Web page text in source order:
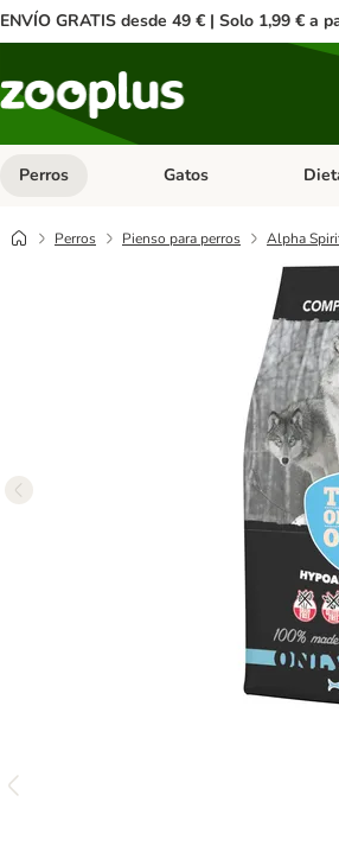
ENVÍO GRATIS desde 49 € | Solo 1,99 € a
Perros Menú de categoria abierto:
Gatos
Perros Pienso para perros Alpha